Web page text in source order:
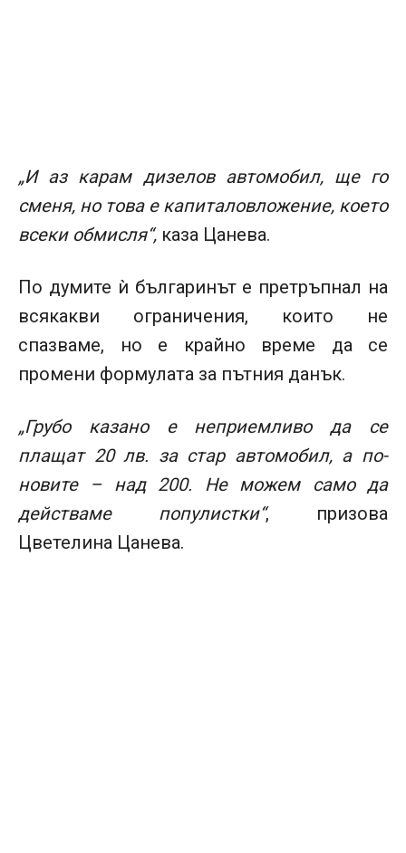
„И аз карам дизелов автомобил, ще го
сменя, но това е капиталовложение, което
всеки обмисля“, каза Цанева.
По думите ѝ българинът е претръпнал на
всякакви ограничения, които не
спазваме, но е крайно време да се
промени формулата за пътния данък.
„Грубо казано е неприемливо да се
плащат 20 лв. за стар автомобил, а по-
новите – над 200. Не можем само да
действаме популистки“, призова
Цветелина Цанева.